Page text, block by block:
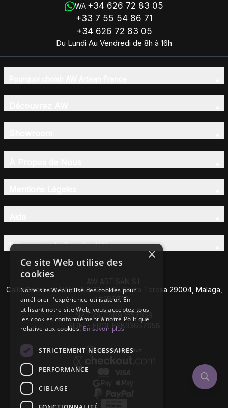
WA:+34 626 72 83 05
+33 7 55 54 86 71
+34 626 72 83 05
Du Lundi Au Vendredi de 8h à 16h
Découvrez la Famille AW
AW ARTISAN S.L
Calle Caleta de Vélez Nº 39-41 P.I Santa Teresa 29004, Malaga,
Espagne
Nº TVA: ESB93657658
SIRET- EROI: ESB93657658
×
Ce site Web utilise des
cookies
Notre site Web utilise des cookies pour
améliorer l'expérience utilisateur. En
utilisant notre site Web, vous acceptez tous
les cookies conformément à notre Politique
relative aux cookies.En savoir plus
STRICTEMENT NÉCESSAIRES
PERFORMANCE
CIBLAGE